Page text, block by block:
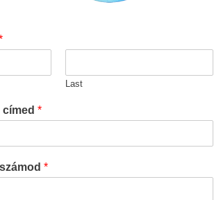
Last
*
*